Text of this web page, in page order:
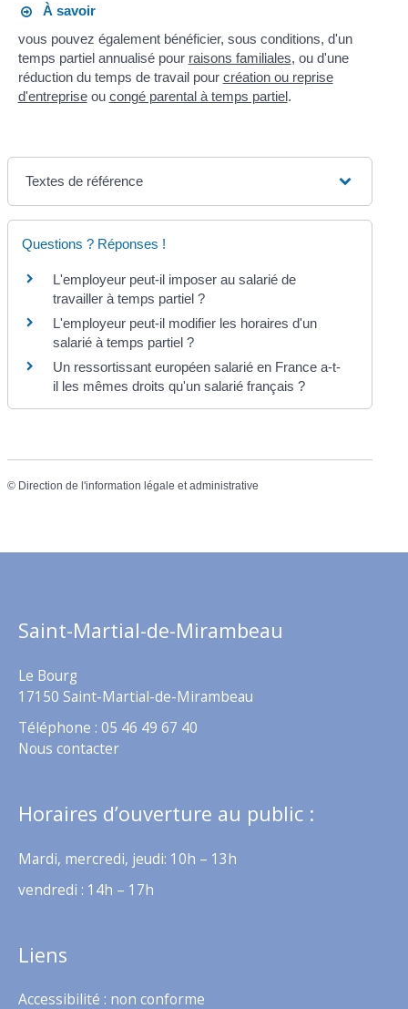
À savoir
vous pouvez également bénéficier, sous conditions, d'un
temps partiel annualisé pour raisons familiales, ou d'une
réduction du temps de travail pour création ou reprise
d'entrepriseou congé parental à temps partiel.
Textes de référence
Questions ? Réponses !
L'employeur peut-il imposer au salarié de
travailler à temps partiel ?
L'employeur peut-il modifier les horaires d'un
salarié à temps partiel ?
Un ressortissant européen salarié en France a-t-
il les mêmes droits qu'un salarié français ?
© Direction de l'information légale et administrative
Saint-Martial-de-Mirambeau
Le Bourg
17150 Saint-Martial-de-Mirambeau
Téléphone : 05 46 49 67 40
Nous contacter
Horaires d’ouverture au public :
Mardi, mercredi, jeudi: 10h – 13h
vendredi : 14h – 17h
Liens
Accessibilité : non conforme